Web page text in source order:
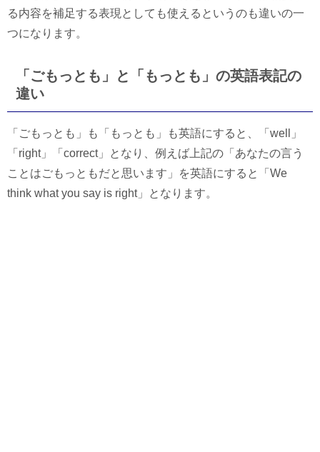
る内容を補足する表現としても使えるというのも違いの一
つになります。
「ごもっとも」と「もっとも」の英語表記の
違い
「ごもっとも」も「もっとも」も英語にすると、「well」
「right」「correct」となり、例えば上記の「あなたの言う
ことはごもっともだと思います」を英語にすると「We
think what you say is right」となります。